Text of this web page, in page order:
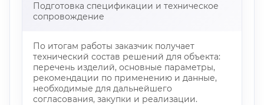
Подготовка спецификации и техническое
сопровождение
По итогам работы заказчик получает
технический состав решений для объекта:
перечень изделий, основные параметры,
рекомендации по применению и данные,
необходимые для дальнейшего
согласования, закупки и реализации.